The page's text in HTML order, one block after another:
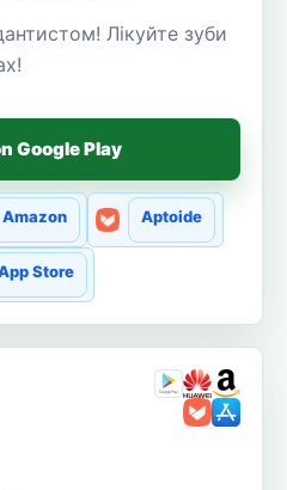
Лікуйте зуби
Google Play
Amazon Aptoide
Store